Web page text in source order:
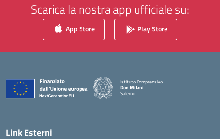
Scarica la nostra app ufficiale su:
App Store Play Store
Istituto Comprensivo
Don Milani
Salerno
Link Esterni